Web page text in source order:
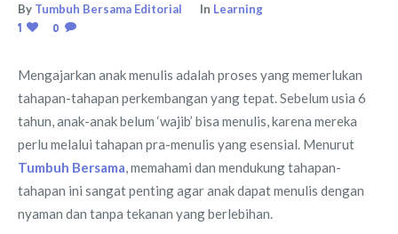
By Tumbuh Bersama Editorial In Learning
1
0
Mengajarkan anak menulis adalah proses yang memerlukan
tahapan-tahapan perkembangan yang tepat. Sebelum usia 6
tahun, anak-anak belum ‘wajib’ bisa menulis, karena mereka
perlu melalui tahapan pra-menulis yang esensial. Menurut
Tumbuh Bersama, memahami dan mendukung tahapan-
tahapan ini sangat penting agar anak dapat menulis dengan
nyaman dan tanpa tekanan yang berlebihan.